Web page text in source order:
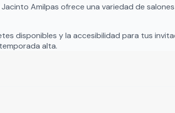
Jacinto Amilpas ofrece una variedad de
disponibles y la accesibilidad para tus
alta.